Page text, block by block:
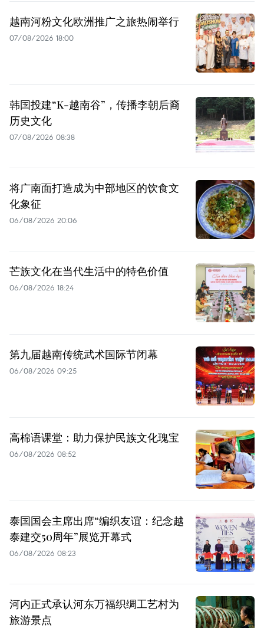
越南河粉文化欧洲推广之旅热闹举行
07/08/2026 18:00
韩国投建“K-越南谷”，传播李朝后裔
历史文化
07/08/2026 08:38
将广南面打造成为中部地区的饮食文
化象征
06/08/2026 20:06
芒族文化在当代生活中的特色价值
06/08/2026 18:24
第九届越南传统武术国际节闭幕
06/08/2026 09:25
高棉语课堂：助力保护民族文化瑰宝
06/08/2026 08:52
泰国国会主席出席“编织友谊：纪念越
泰建交50周年”展览开幕式
06/08/2026 08:23
河内正式承认河东万福织绸工艺村为
旅游景点